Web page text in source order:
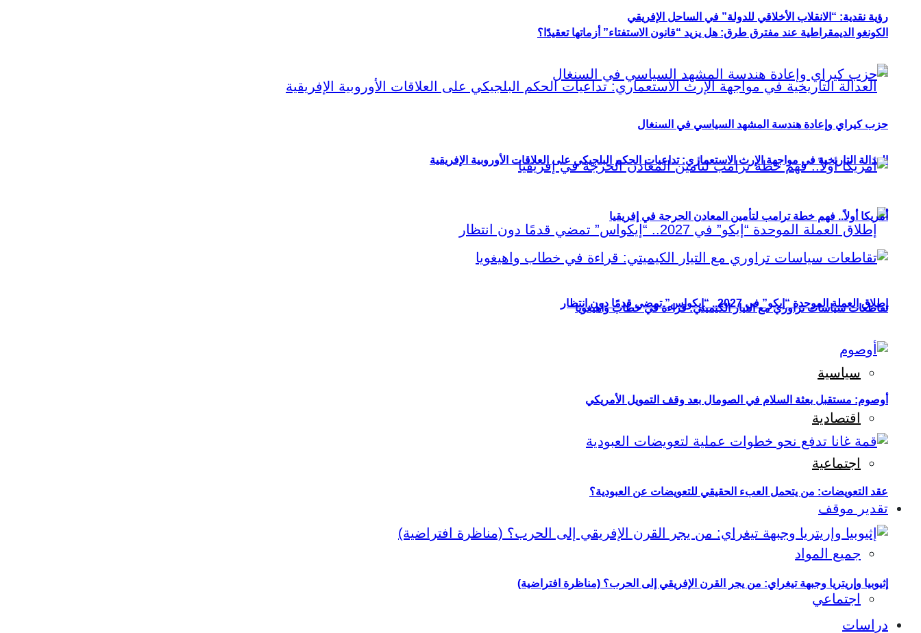
رؤية نقدية: “الانقلاب الأخلاقي للدولة” في الساحل الإفريقي
العدالة التاريخية في مواجهة الإرث الاستعماري: تداعيات الحكم البلجيكي على العلاقات الأوروبية الإفريقية
إطلاق العملة الموحدة “إيكو” في 2027.. “إيكواس” تمضي قدمًا دون انتظار
سياسية
اقتصادية
اجتماعية
تقدير موقف
جميع المواد
اجتماعي
الكونغو الديمقراطية عند مفترق طرق: هل يزيد “قانون الاستفتاء” أزماتها تعقيدًا؟
حزب كيراي وإعادة هندسة المشهد السياسي في السنغال
أمريكا أولاً.. فهم خطة ترامب لتأمين المعادن الحرجة في إفريقيا
تقاطعات سياسات تراوري مع التيار الكيميتي: قراءة في خطاب واهيغويا
أوصوم: مستقبل بعثة السلام في الصومال بعد وقف التمويل الأمريكي
عقد التعويضات: من يتحمل العبء الحقيقي للتعويضات عن العبودية؟
إثيوبيا وإريتريا وجبهة تيغراي: من يجر القرن الإفريقي إلى الحرب؟ (مناظرة افتراضية)
دراسات